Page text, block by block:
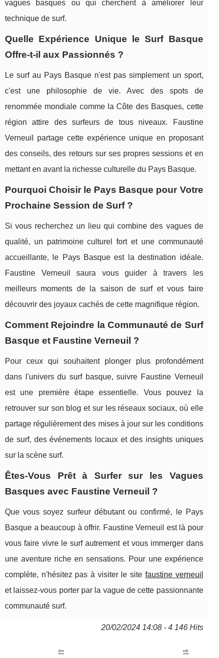
vagues basques ou qui cherchent à améliorer leur
technique de surf.
Quelle Expérience Unique le Surf Basque
Offre-t-il aux Passionnés ?
Le surf au Pays Basque n'est pas simplement un sport,
c'est une philosophie de vie. Avec des spots de
renommée mondiale comme la Côte des Basques, cette
région attire des surfeurs de tous niveaux. Faustine
Verneuil partage cette expérience unique en proposant
des conseils, des retours sur ses propres sessions et en
mettant en avant la richesse culturelle du Pays Basque.
Pourquoi Choisir le Pays Basque pour Votre
Prochaine Session de Surf ?
Si vous recherchez un lieu qui combine des vagues de
qualité, un patrimoine culturel fort et une communauté
accueillante, le Pays Basque est la destination idéale.
Faustine Verneuil saura vous guider à travers les
meilleurs moments de la saison de surf et vous faire
découvrir des joyaux cachés de cette magnifique région.
Comment Rejoindre la Communauté de Surf
Basque et Faustine Verneuil ?
Pour ceux qui souhaitent plonger plus profondément
dans l'univers du surf basque, suivre Faustine Verneuil
est une première étape essentielle. Vous pouvez la
retrouver sur son blog et sur les réseaux sociaux, où elle
partage régulièrement des mises à jour sur les conditions
de surf, des événements locaux et des insights uniques
sur la scène surf.
Êtes-Vous Prêt à Surfer sur les Vagues
Basques avec Faustine Verneuil ?
Que vous soyez surfeur débutant ou confirmé, le Pays
Basque a beaucoup à offrir. Faustine Verneuil est là pour
vous faire vivre le surf autrement et vous immerger dans
une aventure riche en sensations. Pour une expérience
complète, n'hésitez pas à visiter le site faustine verneuil
et laissez-vous porter par la vague de cette passionnante
communauté surf.
20/02/2024 14:08 - 4 146 Hits